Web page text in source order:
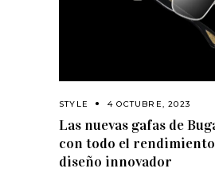
STYLE 4 OCTUBRE, 2023
Las nuevas gafas de
con todo el
diseño innovador